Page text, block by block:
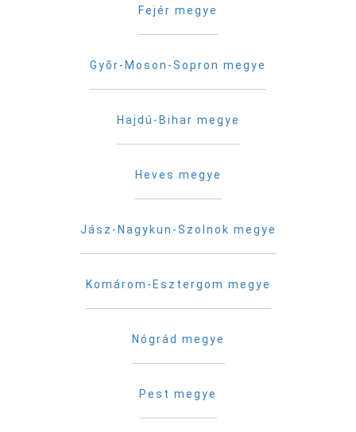
Fejér megye
Gyõr-Moson-Sopron megye
Hajdú-Bihar megye
Heves megye
Jász-Nagykun-Szolnok megye
Komárom-Esztergom megye
Nógrád megye
Pest megye